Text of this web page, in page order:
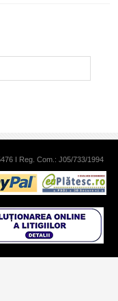
I Reg. Com.: J05/733/1994